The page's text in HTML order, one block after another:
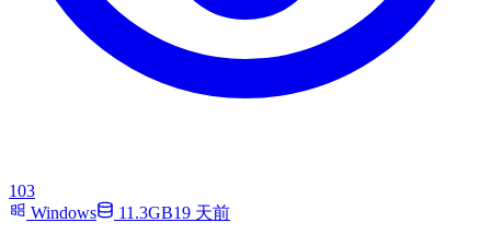
103
Windows
11.3GB19 天前